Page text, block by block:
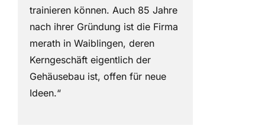
trainieren können. Auch 85 Jahre
nach ihrer Gründung ist die Firma
merath in Waiblingen, deren
Kerngeschäft eigentlich der
Gehäusebau ist, offen für neue
Ideen.“